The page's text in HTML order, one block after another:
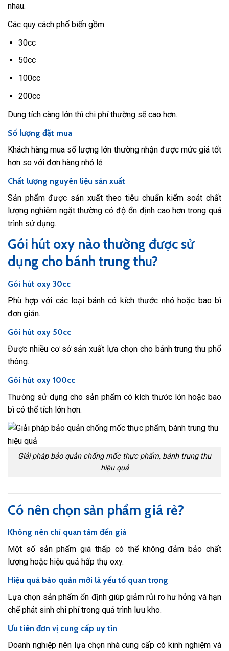
nhau.
Các quy cách phổ biến gồm:
30cc
50cc
100cc
200cc
Dung tích càng lớn thì chi phí thường sẽ cao hơn.
Số lượng đặt mua
Khách hàng mua số lượng lớn thường nhận được mức giá tốt
hơn so với đơn hàng nhỏ lẻ.
Chất lượng nguyên liệu sản xuất
Sản phẩm được sản xuất theo tiêu chuẩn kiểm soát chất
lượng nghiêm ngặt thường có độ ổn định cao hơn trong quá
trình sử dụng.
Gói hút oxy nào thường được sử
dụng cho bánh trung thu?
Gói hút oxy 30cc
Phù hợp với các loại bánh có kích thước nhỏ hoặc bao bì
đơn giản.
Gói hút oxy 50cc
Được nhiều cơ sở sản xuất lựa chọn cho bánh trung thu phổ
thông.
Gói hút oxy 100cc
Thường sử dụng cho sản phẩm có kích thước lớn hoặc bao
bì có thể tích lớn hơn.
Giải pháp bảo quản chống mốc thực phẩm, bánh trung thu
hiệu quả
Có nên chọn sản phẩm giá rẻ?
Không nên chỉ quan tâm đến giá
Một số sản phẩm giá thấp có thể không đảm bảo chất
lượng hoặc hiệu quả hấp thụ oxy.
Hiệu quả bảo quản mới là yếu tố quan trọng
Lựa chọn sản phẩm ổn định giúp giảm rủi ro hư hỏng và hạn
chế phát sinh chi phí trong quá trình lưu kho.
Ưu tiên đơn vị cung cấp uy tín
Doanh nghiệp nên lựa chọn nhà cung cấp có kinh nghiệm và